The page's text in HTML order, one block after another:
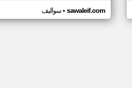
سواليف• sawaleif.com